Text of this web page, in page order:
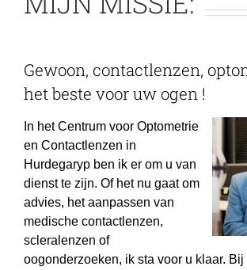
Oogonderzoeken
Kleurlenzen & sportlenzen
Demo & Video
Gewoon, contactlenzen,
het beste voor uw ogen !
In het Centrum voor Optometrie
en Contactlenzen in
Hurdegaryp ben ik er om u van
dienst te zijn. Of het nu gaat om
advies, het aanpassen van
medische contactlenzen,
scleralenzen of
oogonderzoeken, ik sta voor u klaar.